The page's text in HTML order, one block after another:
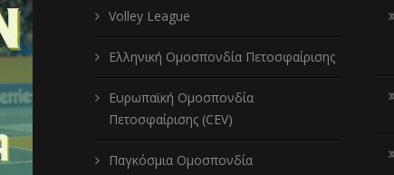
Volley League
Ελληνική Ομοσπονδία Πετοσφαίρισης
Ευρωπαϊκή Ομοσπονδία
Πετοσφαίρισης (CEV)
Παγκόσμια Ομοσπονδία